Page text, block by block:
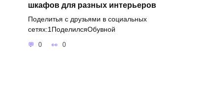
шкафов для разных интерьеров
Поделитья с друзьями в социальных
сетях:1ПоделилсяОбувной
0 0